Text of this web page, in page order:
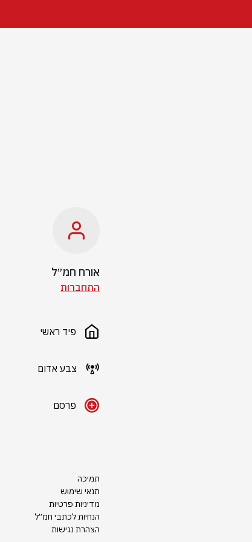
אורח חמ״ל
התחברות
פיד ראשי
צבע אדום
פרסם
תמיכה
תנאי שימוש
מדיניות פרטיות
הנחיות לכתבי חמ״ל
הצהרת נגישות